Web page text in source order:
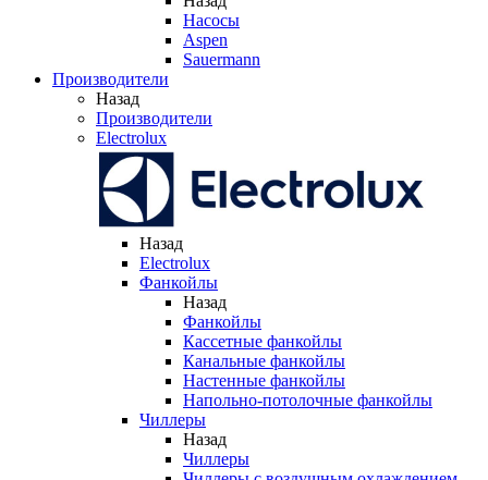
Насосы
Aspen
Sauermann
Производители
Назад
Производители
Electrolux
Назад
Electrolux
Фанкойлы
Назад
Фанкойлы
Кассетные фанкойлы
Канальные фанкойлы
Настенные фанкойлы
Напольно-потолочные фанкойлы
Чиллеры
Назад
Чиллеры